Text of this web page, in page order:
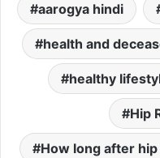
aarogya hindi
health and
healthy
Hip
How long after